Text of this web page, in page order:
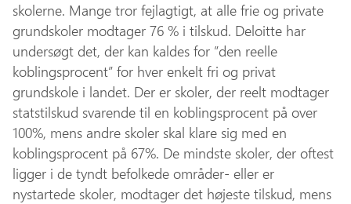
skolerne. Mange tror fejlagtigt, at alle frie og private
grundskoler modtager 76 % i tilskud. Deloitte har
undersøgt det, der kan kaldes for ”den reelle
koblingsprocent” for hver enkelt fri og privat
grundskole i landet. Der er skoler, der reelt modtager
statstilskud svarende til en koblingsprocent på over
100%, mens andre skoler skal klare sig med en
koblingsprocent på 67%. De mindste skoler, der oftest
ligger i de tyndt befolkede områder- eller er
nystartede skoler, modtager det højeste tilskud, mens